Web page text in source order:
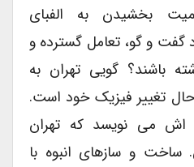
بخشیدن به الفبای
و گو، تعامل گسترده و
گویی تهران به
تغییر فیزیک خود است.
اش می نویسد که تهران
و سازهای انبوه با